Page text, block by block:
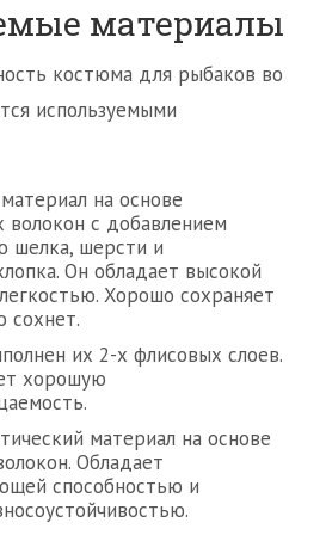
материалы
костюма для рыбаков во
используемыми
на основе
волокон с добавлением
шелка, шерсти и
Он обладает высокой
Хорошо сохраняет
сохнет.
их 2-х флисовых слоев.
хорошую
материал на основе
Обладает
способностью и